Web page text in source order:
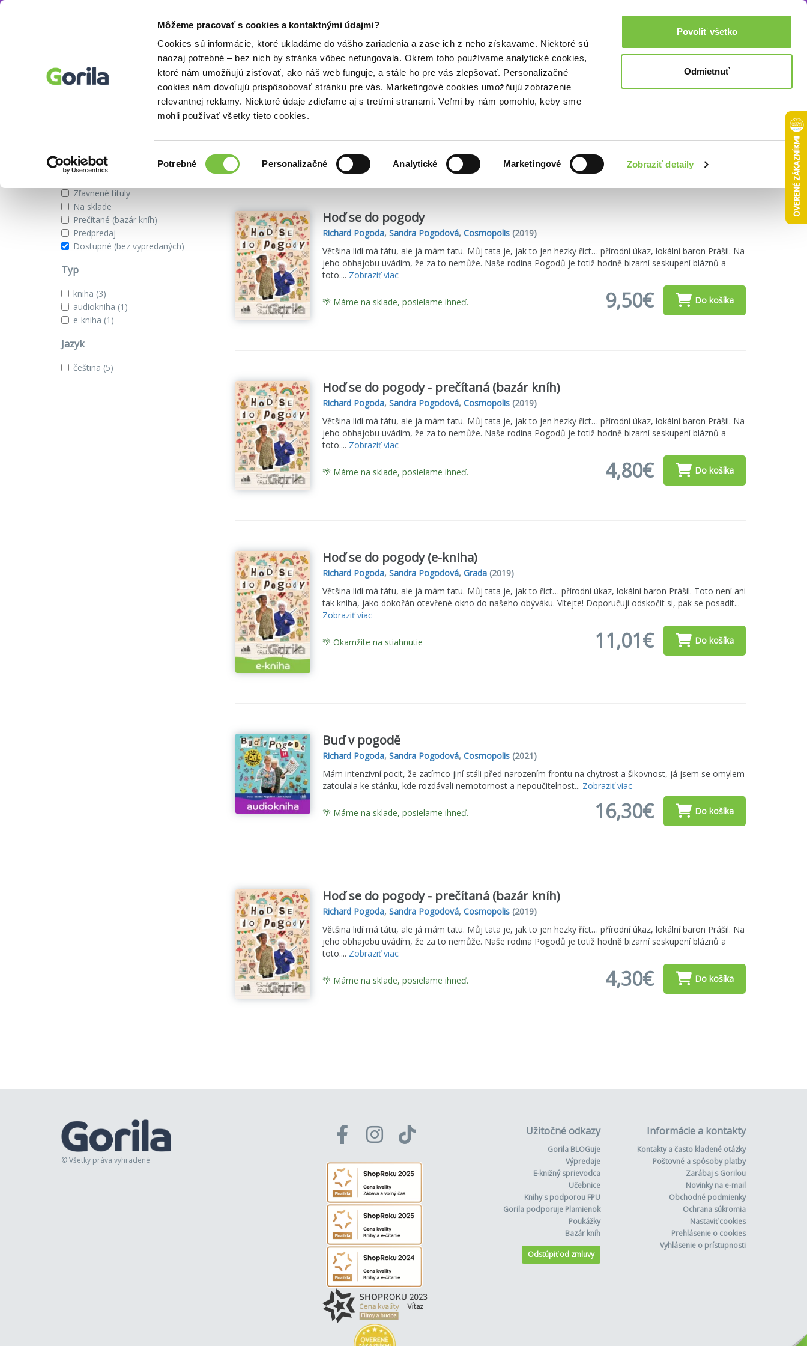
Môžeme pracovať s cookies a kontaktnými údajmi?
Cookies sú informácie, ktoré ukladáme do vášho zariadenia a zase ich z neho získavame. Niektoré sú
naozaj potrebné – bez nich by stránka vôbec nefungovala. Okrem toho používame analytické cookies,
ktoré nám umožňujú zisťovať, ako náš web funguje, a stále ho pre vás zlepšovať. Personalizačné
cookies nám dovoľujú prispôsobovať stránku pre vás. Marketingové cookies umožňujú zobrazenie
relevantnej reklamy. Niektoré údaje zdieľame aj s tretími stranami. Veľmi by nám pomohlo, keby sme
mohli používať všetky tieto cookies.
súhlasu
Potrebné Personalizačné Analytické Marketingové Zobraziť detaily
Povoliť všetko
Odmietnuť
Doplnky Prihlásenie 0,00€
Sandra Pogodová Akcie a zľavy
Knihy od autora Sandra Pogodová
Zobraziť iba
Zľavnené tituly
Na sklade
Prečítané (bazár kníh)
Predpredaj
Dostupné (bez vypredaných)
Typ
kniha (3)
audiokniha (1)
e-kniha (1)
Jazyk
čeština (5)
Našli sme Zoradiť podľa:
Hoď se do pogody
Richard Pogoda, Sandra Pogodová, Cosmopolis(2019)
Většina lidí má tátu, ale já mám tatu. Můj tata je, jak to jen hezky říct… přírodní úkaz, lokální baron Prášil. Na
jeho obhajobu uvádím, že za to nemůže. Naše rodina Pogodů je totiž hodně bizarní seskupení bláznů a
toto.... Zobraziť viac
🌴 Máme na sklade, posielame ihneď. 9,50€ Do košíka
Hoď se do pogody - prečítaná (bazár kníh)
Richard Pogoda, Sandra Pogodová, Cosmopolis(2019)
Většina lidí má tátu, ale já mám tatu. Můj tata je, jak to jen hezky říct… přírodní úkaz, lokální baron Prášil. Na
jeho obhajobu uvádím, že za to nemůže. Naše rodina Pogodů je totiž hodně bizarní seskupení bláznů a
toto.... Zobraziť viac
🌴 Máme na sklade, posielame ihneď. 4,80€ Do košíka
Hoď se do pogody (e-kniha)
Richard Pogoda, Sandra Pogodová, Grada(2019)
Většina lidí má tátu, ale já mám tatu. Můj tata je, jak to říct… přírodní úkaz, lokální baron Prášil. Toto není ani
tak kniha, jako dokořán otevřené okno do našeho obýváku. Vítejte! Doporučuji odskočit si, pak se posadit...
Zobraziť viac
🌴 Okamžite na stiahnutie 11,01€ Do košíka
Buď v pogodě
Richard Pogoda, Sandra Pogodová, Cosmopolis(2021)
Mám intenzivní pocit, že zatímco jiní stáli před narozením frontu na chytrost a šikovnost, já jsem se omylem
zatoulala ke stánku, kde rozdávali nemotornost a nepoučitelnost... Zobraziť viac
🌴 Máme na sklade, posielame ihneď. 16,30€ Do košíka
Hoď se do pogody - prečítaná (bazár kníh)
Richard Pogoda, Sandra Pogodová, Cosmopolis(2019)
Většina lidí má tátu, ale já mám tatu. Můj tata je, jak to jen hezky říct… přírodní úkaz, lokální baron Prášil. Na
jeho obhajobu uvádím, že za to nemůže. Naše rodina Pogodů je totiž hodně bizarní seskupení bláznů a
toto.... Zobraziť viac
🌴 Máme na sklade, posielame ihneď. 4,30€ Do košíka
© Všetky práva vyhradené
Užitočné odkazy
Gorila BLOGuje
Výpredaje
E-knižný sprievodca
Učebnice
Knihy s podporou FPU
Gorila podporuje Plamienok
Poukážky
Bazár kníh
Odstúpiť od zmluvy
Informácie a kontakty
Kontakty a často kladené otázky
Poštovné a spôsoby platby
Zarábaj s Gorilou
Novinky na e-mail
Obchodné podmienky
Ochrana súkromia
Nastaviť cookies
Prehlásenie o cookies
Vyhlásenie o prístupnosti